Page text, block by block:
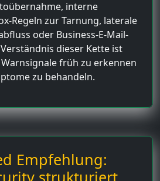
interne
Regeln zur Tarnung, laterale
oder Business-E-Mail-
dieser Kette ist
früh zu erkennen
zu behandeln.
Empfehlung:
strukturiert